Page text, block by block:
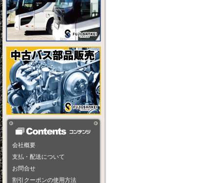
会社概要
支払・配送について
お問合せ
割引クーポンの使用方法